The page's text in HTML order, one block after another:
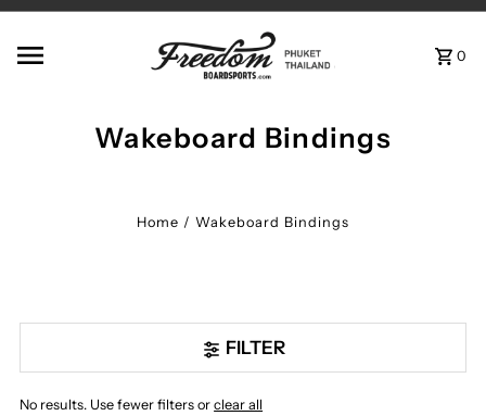
0
Wakeboard Bindings
Home / Wakeboard Bindings
FILTER
No results. Use fewer filters orclear all